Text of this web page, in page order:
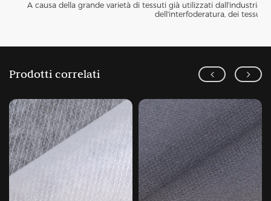
A causa della grande varietà di tessuti già utilizzati dall'industria
dell'interfoderatura, dei tessuti
Prodotti correlati